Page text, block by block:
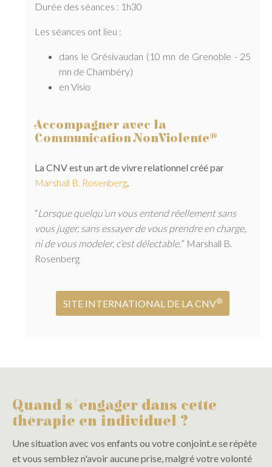
Durée des séances : 1h30
Les séances ont lieu :
dans le Grésivaudan (10 mn de Grenoble - 25
mn de Chambéry)
en Visio
Accompagner avec la
Communication NonViolente®
La CNV est un art de vivre relationnel créé par
Marshall B. Rosenberg.
“Lorsque quelqu’un vous entend réellement sans
vous juger, sans essayer de vous prendre en charge,
ni de vous modeler, c’est délectable.” Marshall B.
Rosenberg
SITE INTERNATIONAL DE LA CNV®
Quand s'engager dans cette
thérapie en individuel ?​
Une situation avec vos enfants ou votre conjoint.e se répète
et vous semblez n'avoir aucune prise, malgré votre volonté